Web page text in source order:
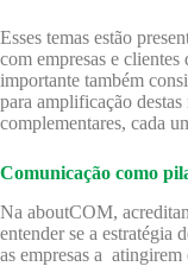
Esses temas estão
com empresas e
importante também
para amplificação
complementares, cada
Comunicação como
Na aboutCOM,
entender se a estratégia
as empresas a